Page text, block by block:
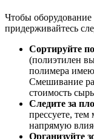
Чтобы оборудование
придерживайтесь
Сортируйте
(полиэтилен
полимера
Смешивание
стоимость
Следите за
прессуете,
напрямую
Организуйте